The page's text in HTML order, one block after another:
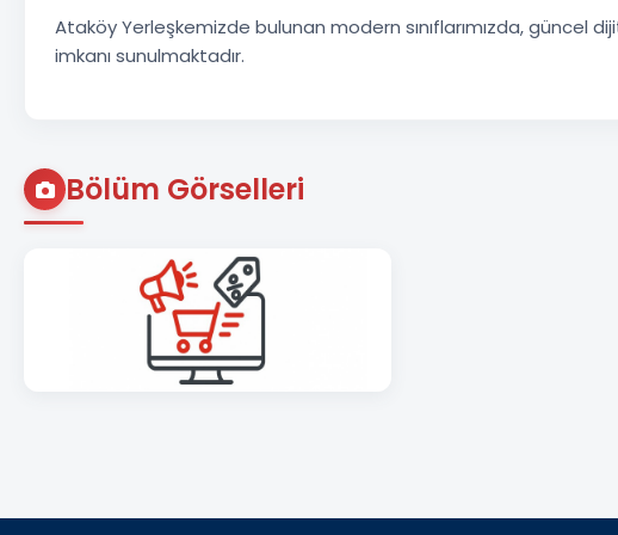
Ataköy Yerleşkemizde bulunan modern sınıflarımızda,
imkanı sunulmaktadır.
Bölüm Görselleri